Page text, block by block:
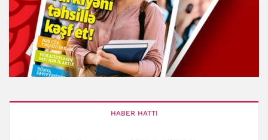
HABER HATTI